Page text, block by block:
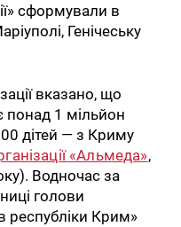
сформували в
Генічеську
вказано, що
понад 1 мільйон
дітей — з Криму
«Альмеда»,
Водночас за
голови
республіки Крим»